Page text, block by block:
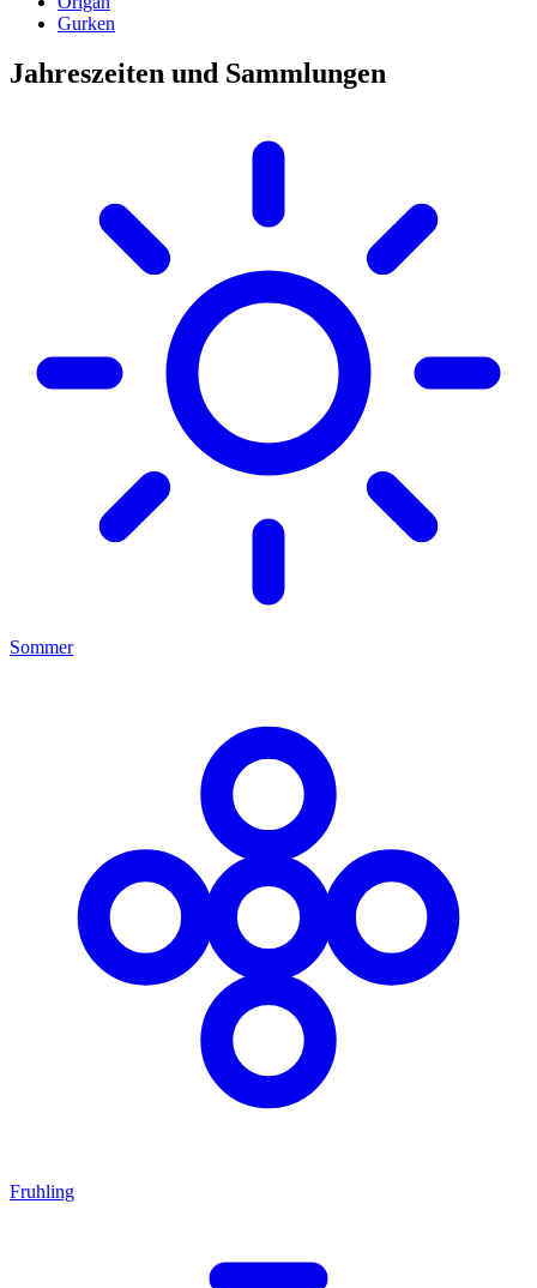
Gurken
Jahreszeiten und Sammlungen
Sommer
Fruhling